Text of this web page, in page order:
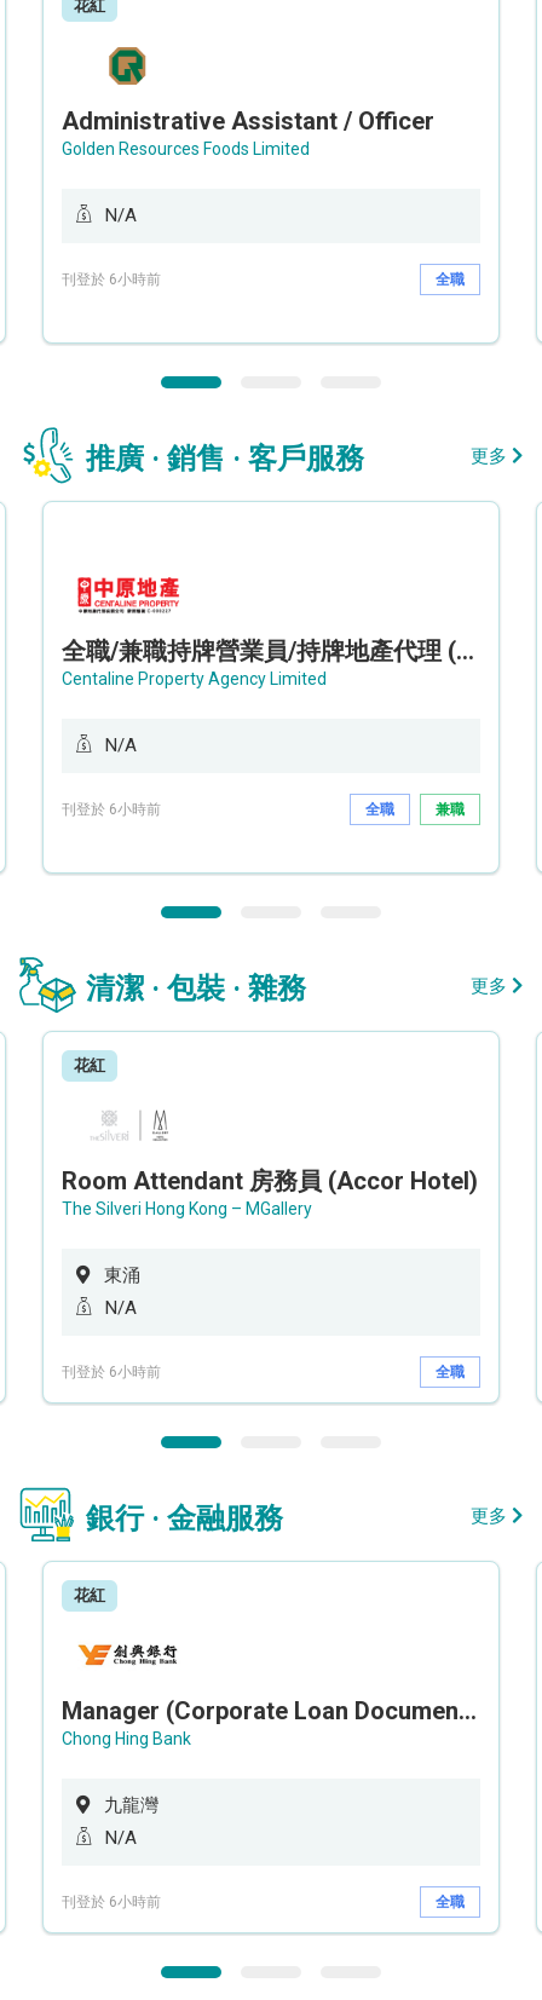
花紅
Administrative Assistant / Officer
Golden Resources Foods Limited
N/A
刊登於 6小時前 全職
推廣 · 銷售 · 客戶服務 更多
全職/兼職持牌營業員/持牌地產代理 (長沙灣/將軍澳/油塘)
Centaline Property Agency Limited
N/A
刊登於 6小時前 全職 兼職
清潔 · 包裝 · 雜務 更多
花紅
Room Attendant 房務員 (Accor Hotel)
The Silveri Hong Kong – MGallery
東涌
N/A
刊登於 6小時前 全職
銀行 · 金融服務 更多
花紅
Manager (Corporate Loan Documentation) - Credit Administration Department
Chong Hing Bank
九龍灣
N/A
刊登於 6小時前 全職